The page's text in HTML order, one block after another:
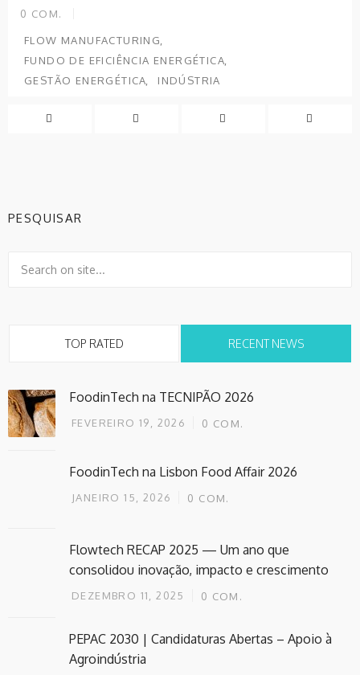
0 COM.
FLOW MANUFACTURING
FUNDO DE EFICIÊNCIA ENERGÉTICA
GESTÃO ENERGÉTICA
INDÚSTRIA
PESQUISAR
TOP RATED RECENT NEWS
FoodinTech na TECNIPÃO 2026
FEVEREIRO 19, 2026 0 COM.
FoodinTech na Lisbon Food Affair 2026
JANEIRO 15, 2026 0 COM.
Flowtech RECAP 2025 — Um ano que
consolidou inovação, impacto e crescimento
DEZEMBRO 11, 2025 0 COM.
PEPAC 2030 | Candidaturas Abertas – Apoio à
Agroindústria